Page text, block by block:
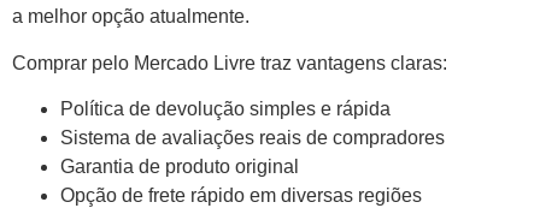
a melhor opção atualmente.
Comprar pelo Mercado Livre traz vantagens claras:
Política de devolução simples e rápida
Sistema de avaliações reais de compradores
Garantia de produto original
Opção de frete rápido em diversas regiões